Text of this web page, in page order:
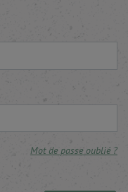
Mot de passe oublié ?